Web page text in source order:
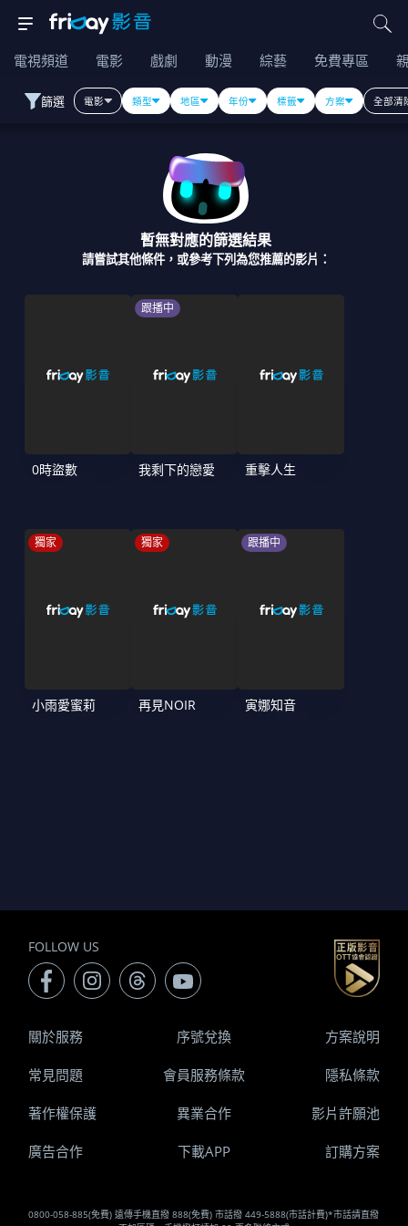
電視頻道 電影 戲劇 動漫 綜藝 免費專區
篩選 電影 類型 地區 年份 標籤 方案 全部清
暫無對應的篩選結果
請嘗試其他條件，或參考下列為您推薦的影片：
0時盜數
跟播中
我剩下的戀愛 重擊人生
獨家
小雨愛蜜莉
獨家
再見NOIR
跟播中
寅娜知音
FOLLOW US
0800-058-885(免費) 遠傳手機直撥 888(免費) 市話撥 449-5888(市話計費)*市話請直撥
關於服務 序號兌換 方案說明
常見問題 會員服務條款 隱私條款
著作權保護 異業合作 影片許願池
廣告合作 下載APP 訂購方案